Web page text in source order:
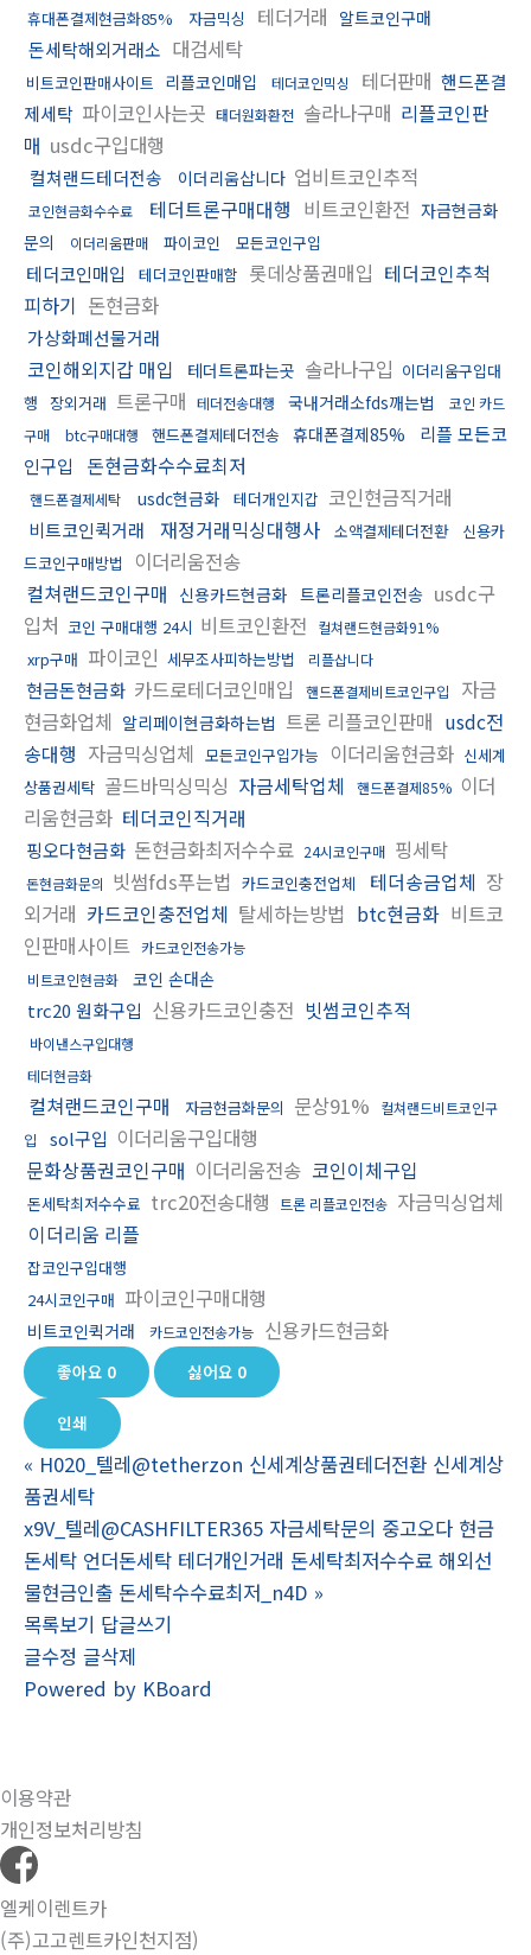
휴대폰결제현금화85% 자금믹싱 테더거래 알트코인구매
돈세탁해외거래소 대검세탁
비트코인판매사이트 리플코인매입 테더코인믹싱 테더판매 핸드폰결
제세탁 파이코인사는곳 태더원화환전 솔라나구매 리플코인판
매 usdc구입대행
컬쳐랜드테더전송 이더리움삽니다 업비트코인추적
코인현금화수수료 테더트론구매대행 비트코인환전 자금현금화
문의
이더리움판매 파이코인 모든코인구입
테더코인매입 테더코인판매함 롯데상품권매입 테더코인추척
피하기 돈현금화
가상화폐선물거래
코인해외지갑 매입 테더트론파는곳 솔라나구입 이더리움구입대
행 장외거래 트론구매 테더전송대행 국내거래소fds깨는법
코인 카드
구매
btc구매대행 핸드폰결제테더전송 휴대폰결제85%
리플 모든코
인구입
돈현금화수수료최저
핸드폰결제세탁 usdc현금화 테더개인지갑 코인현금직거래
비트코인퀵거래 재정거래믹싱대행사 소액결제테더전환
신용카
드코인구매방법
이더리움전송
컬쳐랜드코인구매 신용카드현금화 트론리플코인전송 usdc구
입처 코인 구매대행 24시 비트코인환전 컬쳐랜드현금화91%
xrp구매 파이코인 세무조사피하는방법 리플삽니다
현금돈현금화 카드로테더코인매입 핸드폰결제비트코인구입
자금
현금화업체 알리페이현금화하는법 트론 리플코인판매 usdc전
송대행 자금믹싱업체 모든코인구입가능 이더리움현금화 신세계
상품권세탁 골드바믹싱믹싱 자금세탁업체 핸드폰결제85% 이더
리움현금화 테더코인직거래
핑오다현금화 돈현금화최저수수료 24시코인구매 핑세탁
돈현금화문의 빗썸fds푸는법 카드코인충전업체 테더송금업체 장
외거래 카드코인충전업체 탈세하는방법 btc현금화 비트코
인판매사이트 카드코인전송가능
비트코인현금화
코인 손대손
trc20 원화구입 신용카드코인충전 빗썸코인추적
바이낸스구입대행
테더현금화
컬쳐랜드코인구매 자금현금화문의 문상91%
컬쳐랜드비트코인구
입
sol구입 이더리움구입대행
문화상품권코인구매 이더리움전송 코인이체구입
돈세탁최저수수료 trc20전송대행 트론 리플코인전송 자금믹싱업체
이더리움 리플
잡코인구입대행
24시코인구매 파이코인구매대행
비트코인퀵거래 카드코인전송가능 신용카드현금화
좋아요 0 싫어요 0
인쇄
« H020_텔레@tetherzon 신세계상품권테더전환 신세계상
품권세탁
x9V_텔레@CASHFILTER365 자금세탁문의 중고오다 현금
돈세탁 언더돈세탁 테더개인거래 돈세탁최저수수료 해외선
물현금인출 돈세탁수수료최저_n4D »
목록보기 답글쓰기
글수정 글삭제
Powered by KBoard
이용약관
개인정보처리방침
엘케이렌트카
(주)고고렌트카인천지점)